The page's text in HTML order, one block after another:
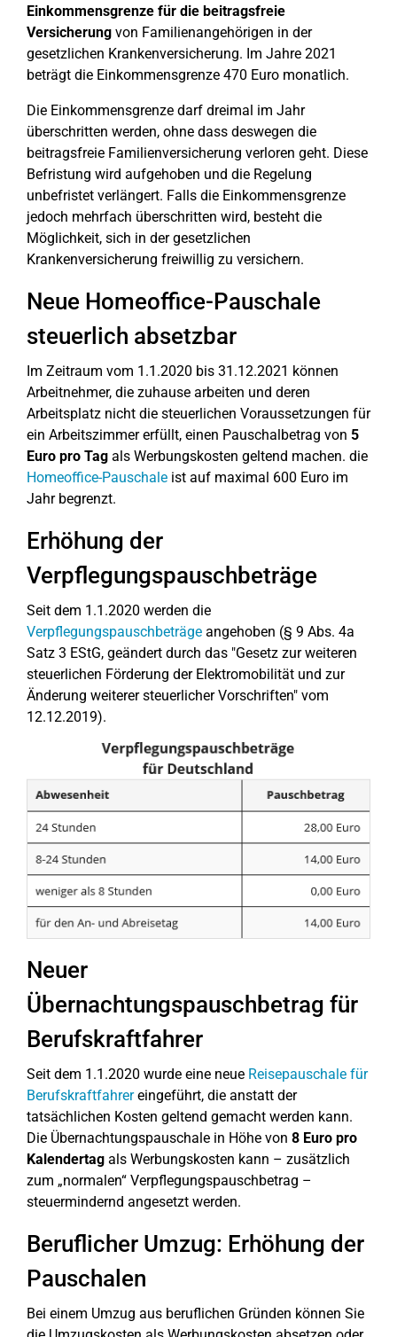
Einkommensgrenze für die beitragsfreie
Versicherung von Familienangehörigen in der
gesetzlichen Krankenversicherung. Im Jahre 2021
beträgt die Einkommensgrenze 470 Euro monatlich.
Die Einkommensgrenze darf dreimal im Jahr
überschritten werden, ohne dass deswegen die
beitragsfreie Familienversicherung verloren geht. Diese
Befristung wird aufgehoben und die Regelung
unbefristet verlängert. Falls die Einkommensgrenze
jedoch mehrfach überschritten wird, besteht die
Möglichkeit, sich in der gesetzlichen
Krankenversicherung freiwillig zu versichern.
Neue Homeoffice-Pauschale
steuerlich absetzbar
Im Zeitraum vom 1.1.2020 bis 31.12.2021 können
Arbeitnehmer, die zuhause arbeiten und deren
Arbeitsplatz nicht die steuerlichen Voraussetzungen für
ein Arbeitszimmer erfüllt, einen Pauschalbetrag von 5
Euro pro Tag als Werbungskosten geltend machen. die
Homeoffice-Pauschale ist auf maximal 600 Euro im
Jahr begrenzt.
Erhöhung der
Verpflegungspauschbeträge
Seit dem 1.1.2020 werden die
Verpflegungspauschbeträge angehoben (§ 9 Abs. 4a
Satz 3 EStG, geändert durch das "Gesetz zur weiteren
steuerlichen Förderung der Elektromobilität und zur
Änderung weiterer steuerlicher Vorschriften" vom
12.12.2019).
Neuer
Übernachtungspauschbetrag für
Berufskraftfahrer
Seit dem 1.1.2020 wurde eine neue Reisepauschale für
Berufskraftfahrereingeführt, die anstatt der
tatsächlichen Kosten geltend gemacht werden kann.
Die Übernachtungspauschale in Höhe von 8 Euro pro
Kalendertag als Werbungskosten kann – zusätzlich
zum „normalen“ Verpflegungspauschbetrag –
steuermindernd angesetzt werden.
Beruflicher Umzug: Erhöhung der
Pauschalen
Bei einem Umzug aus beruflichen Gründen können Sie